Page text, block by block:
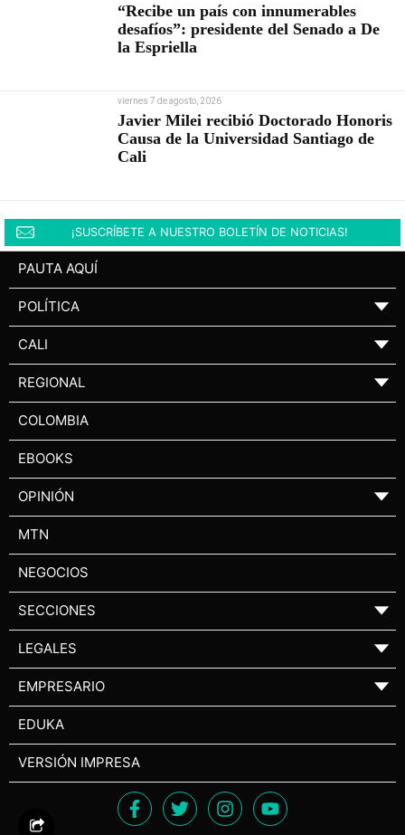
“Recibe un país con innumerables
desafíos”: presidente del Senado a De
la Espriella
viernes 7 de agosto, 2026
Javier Milei recibió Doctorado Honoris
Causa de la Universidad Santiago de
Cali
¡SUSCRÍBETE A NUESTRO BOLETÍN DE NOTICIAS!
PAUTA AQUÍ
POLÍTICA ▼
CALI ▼
REGIONAL ▼
COLOMBIA
EBOOKS
OPINIÓN ▼
MTN
NEGOCIOS
SECCIONES ▼
LEGALES ▼
EMPRESARIO ▼
EDUKA
VERSIÓN IMPRESA